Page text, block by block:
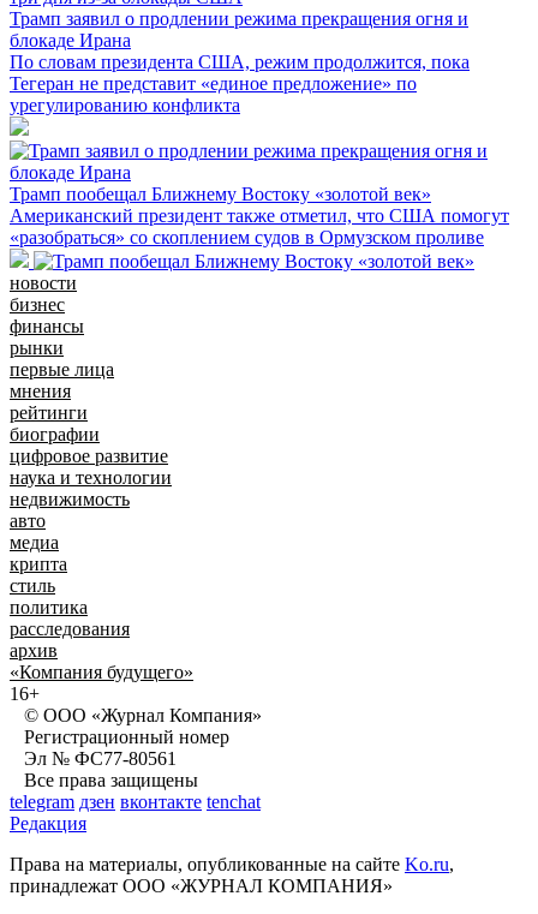
Трамп заявил о продлении режима прекращения огня и
блокаде Ирана
По словам президента США, режим продолжится, пока
Тегеран не представит «единое предложение» по
урегулированию конфликта
Трамп пообещал Ближнему Востоку «золотой век»
Американский президент также отметил, что США помогут
«разобраться» со скоплением судов в Ормузском проливе
новости
бизнес
финансы
рынки
первые лица
мнения
рейтинги
биографии
цифровое развитие
наука и технологии
недвижимость
авто
медиа
крипта
стиль
политика
расследования
архив
«Компания будущего»
16+
© ООО «Журнал Компания»
Регистрационный номер
Эл № ФС77-80561
Все права защищены
telegram дзен вконтакте tenchat
Редакция
Права на материалы, опубликованные на сайте Ko.ru,
принадлежат ООО «ЖУРНАЛ КОМПАНИЯ»